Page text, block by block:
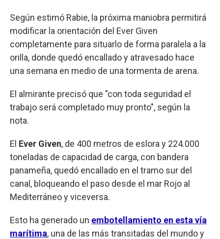
Según estimó Rabie, la próxima maniobra permitirá
modificar la orientación del Ever Given
completamente para situarlo de forma paralela a la
orilla, donde quedó encallado y atravesado hace
una semana en medio de una tormenta de arena.
El almirante precisó que "con toda seguridad el
trabajo será completado muy pronto", según la
nota.
El Ever Given, de 400 metros de eslora y 224.000
toneladas de capacidad de carga, con bandera
panameña, quedó encallado en el tramo sur del
canal, bloqueando el paso desde el mar Rojo al
Mediterráneo y viceversa.
Esto ha generado un embotellamiento en esta vía
marítima, una de las más transitadas del mundo y